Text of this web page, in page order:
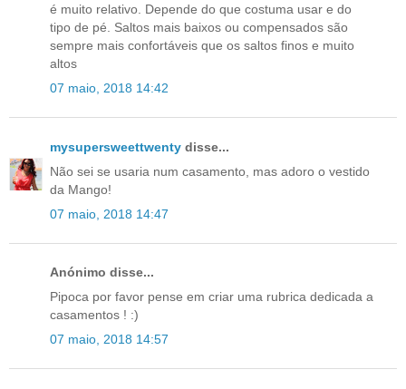
é muito relativo. Depende do que costuma usar e do
tipo de pé. Saltos mais baixos ou compensados são
sempre mais confortáveis que os saltos finos e muito
altos
07 maio, 2018 14:42
mysupersweettwenty disse...
Não sei se usaria num casamento, mas adoro o vestido
da Mango!
07 maio, 2018 14:47
Anónimo disse...
Pipoca por favor pense em criar uma rubrica dedicada a
casamentos ! :)
07 maio, 2018 14:57